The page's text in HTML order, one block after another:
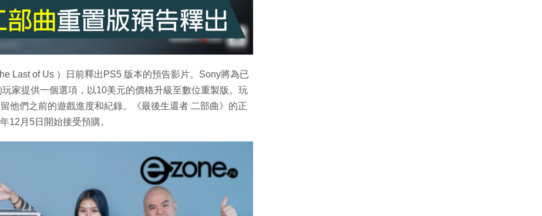
Last of Us ）日前釋出PS5 版本的預告影片。Sony將為已
家提供一個選項，以10美元的價格升級至數位重製版。玩
他們之前的遊戲進度和紀錄。《最後生還者 二部曲》的正
12月5日開始接受預購。